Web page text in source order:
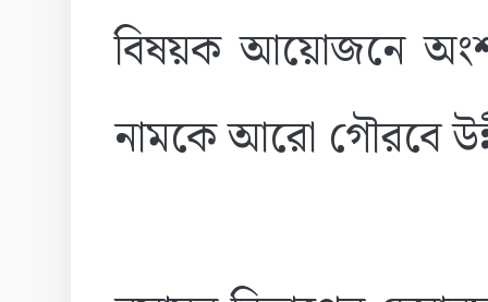
বিষয়ক আয়োজনে অংশ
নামকে আরো গৌরবে